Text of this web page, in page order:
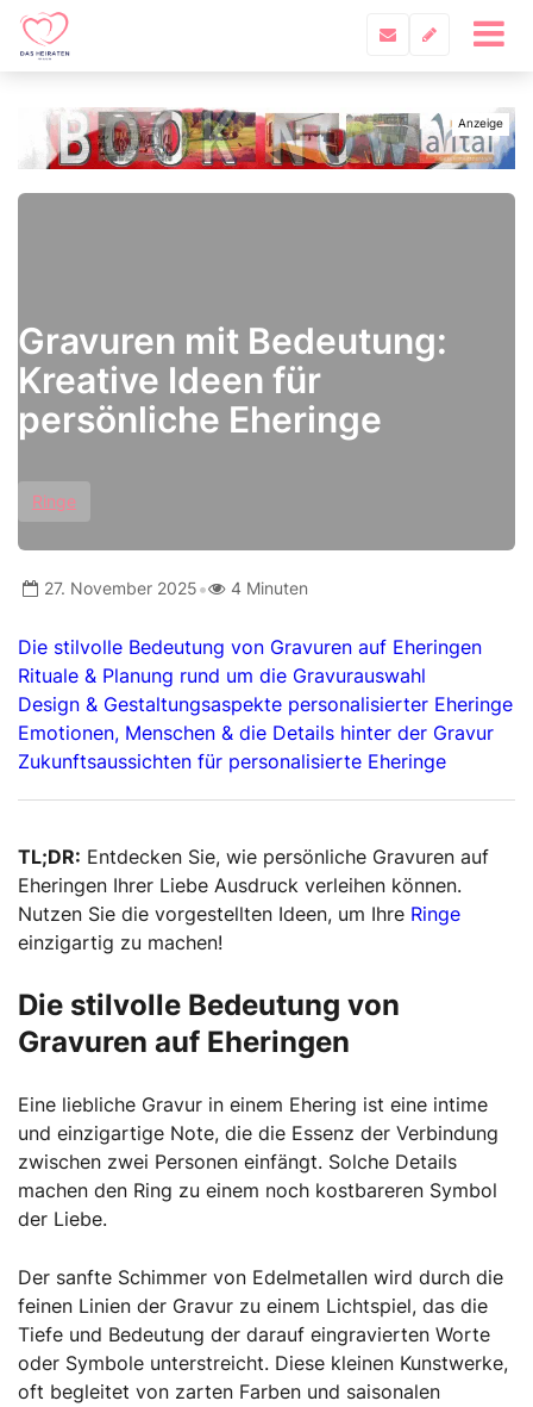
Gravuren mit Bedeutung:
Kreative Ideen für
persönliche Eheringe
Ringe
27. November 2025• 4 Minuten
Die stilvolle Bedeutung von Gravuren auf Eheringen
Rituale & Planung rund um die Gravurauswahl
Design & Gestaltungsaspekte personalisierter Eheringe
Emotionen, Menschen & die Details hinter der Gravur
Zukunftsaussichten für personalisierte Eheringe
TL;DR: Entdecken Sie, wie persönliche Gravuren auf
Eheringen Ihrer Liebe Ausdruck verleihen können.
Nutzen Sie die vorgestellten Ideen, um Ihre Ringe
einzigartig zu machen!
Die stilvolle Bedeutung von
Gravuren auf Eheringen
Eine liebliche Gravur in einem Ehering ist eine intime
und einzigartige Note, die die Essenz der Verbindung
zwischen zwei Personen einfängt. Solche Details
machen den Ring zu einem noch kostbareren Symbol
der Liebe.
Der sanfte Schimmer von Edelmetallen wird durch die
feinen Linien der Gravur zu einem Lichtspiel, das die
Tiefe und Bedeutung der darauf eingravierten Worte
oder Symbole unterstreicht. Diese kleinen Kunstwerke,
oft begleitet von zarten Farben und saisonalen